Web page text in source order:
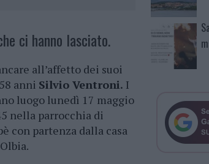
ci hanno lasciato.
all’affetto dei suoi
anni Silvio Ventroni. I
luogo lunedì 17 maggio
nella parrocchia di
con partenza dalla casa